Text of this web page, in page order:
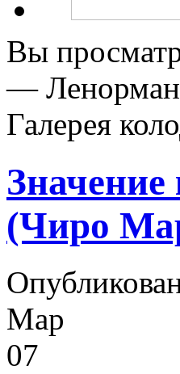
Вы
—
Галерея
(Чиро
Мар
07